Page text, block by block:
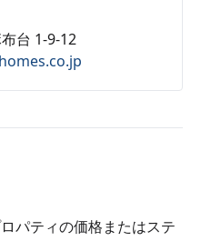
台 1-9-12
パティの価格またはステ